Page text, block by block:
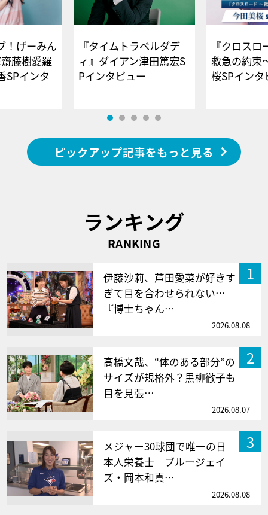
！げーみん
藤樹愛羅
SPインタ
『タイムトラベルダデ
ィ』ダイアン津田篤宏S
Pインタビュー
『クロス
救急の約束
桜SPイ
ピックアップ記事をもっと見る
ランキング
RANKING
1
伊藤沙莉、芦田愛菜が好きす
ぎて目を合わせられない…
『博士ちゃん…
2026.08.08
2
高橋文哉、“体のある部分”の
サイズが規格外？黒柳徹子も
目を見張…
2026.08.07
3
メジャー30球団で唯一の日
本人栄養士 ブルージェイ
ズ・岡本和真…
2026.08.08